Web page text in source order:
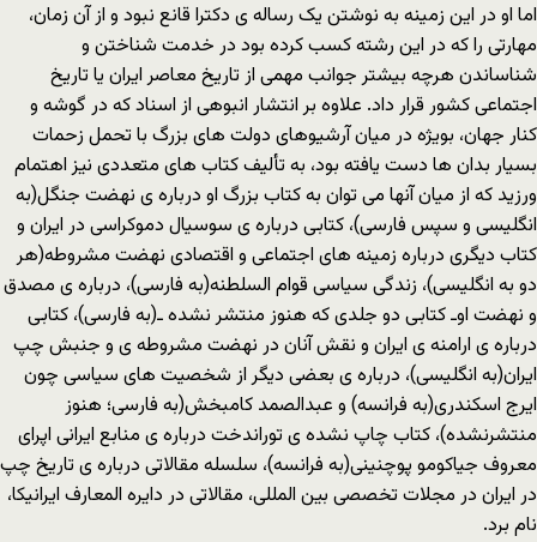
اما او در این زمینه به نوشتن یک رساله ی دکترا قانع نبود و از آن زمان،
مهارتی را که در این رشته کسب کرده بود در خدمت شناختن و
شناساندن هرچه بیشتر جوانب مهمی از تاریخ معاصر ایران یا تاریخ
اجتماعی کشور قرار داد. علاوه بر انتشار انبوهی از اسناد که در گوشه و
کنار جهان، بویژه در میان آرشیوهای دولت های بزرگ با تحمل زحمات
بسیار بدان ها دست یافته بود، به تألیف کتاب های متعددی نیز اهتمام
ورزید که از میان آنها می توان به کتاب بزرگ او درباره ی نهضت جنگل(به
انگلیسی و سپس فارسی)، کتابی درباره ی سوسیال دموکراسی در ایران و
کتاب دیگری درباره زمینه های اجتماعی و اقتصادی نهضت مشروطه(هر
دو به انگلیسی)، زندگی سیاسی قوام السلطنه(به فارسی)، درباره ی مصدق
و نهضت اوـ کتابی دو جلدی که هنوز منتشر نشده ـ(به فارسی)، کتابی
درباره ی ارامنه ی ایران و نقش آنان در نهضت مشروطه ی و جنبش چپ
ایران(به انگلیسی)، درباره ی بعضی دیگر از شخصیت های سیاسی چون
ایرج اسکندری(به فرانسه) و عبدالصمد کامبخش(به فارسی؛ هنوز
منتشرنشده)، کتاب چاپ نشده ی توراندخت درباره ی منابع ایرانی اپرای
معروف جیاکومو پوچنینی(به فرانسه)، سلسله مقالاتی درباره ی تاریخ چپ
در ایران در مجلات تخصصی بین المللی، مقالاتی در دایره المعارف ایرانیکا،
نام برد.